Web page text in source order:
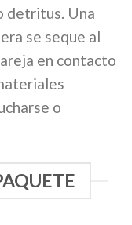
detritus. Una
se seque al
en contacto
o